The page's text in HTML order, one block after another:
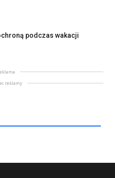
podczas wakacji
reklamy